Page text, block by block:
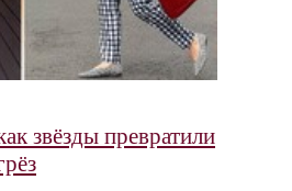
звёзды превратили